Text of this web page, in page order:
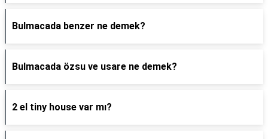
Bulmacada benzer ne demek?
Bulmacada özsu ve usare ne demek?
2 el tiny house var mı?